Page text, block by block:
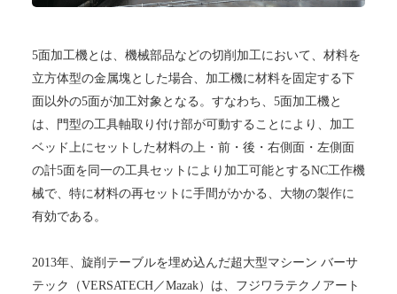
5面加工機とは、機械部品などの切削加工において、材料を
立方体型の金属塊とした場合、加工機に材料を固定する下
面以外の5面が加工対象となる。すなわち、5面加工機と
は、門型の工具軸取り付け部が可動することにより、加工
ベッド上にセットした材料の上・前・後・右側面・左側面
の計5面を同一の工具セットにより加工可能とするNC工作機
械で、特に材料の再セットに手間がかかる、大物の製作に
有効である。
2013年、旋削テーブルを埋め込んだ超大型マシーン バーサ
テック（VERSATECH／Mazak）は、フジワラテクノアート